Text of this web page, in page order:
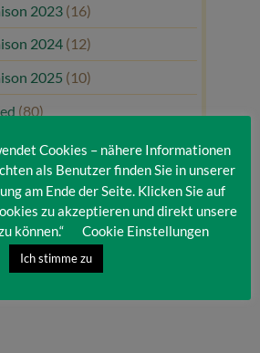
2023 (16)
2024 (12)
2025 (10)
(80)
(1) Cookies – nähere Informationen
als Benutzer finden Sie in unserer
am Ende der Seite. Klicken Sie auf
zu akzeptieren und direkt unsere
können.“
Cookie Einstellungen
Ich stimme zu